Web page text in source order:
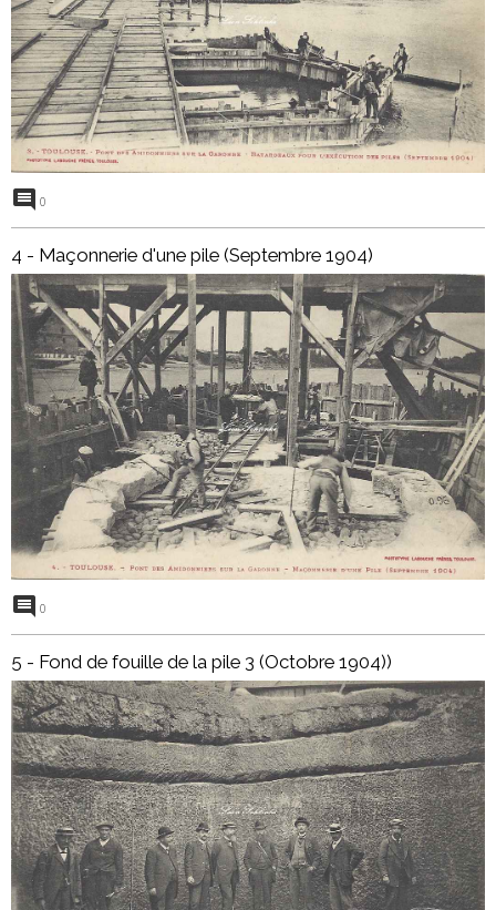
0
4 - Maçonnerie d'une pile (Septembre 1904)
0
5 - Fond de fouille de la pile 3 (Octobre 1904))